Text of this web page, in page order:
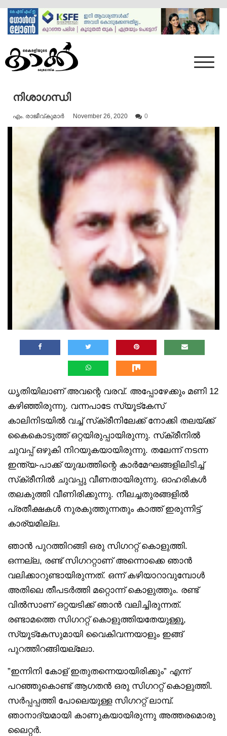
content
നിശാഗന്ധി
എം. രാജീവ്‌കുമാർ November 26, 2020 0
ധൃതിയിലാണ് അവന്റെ വരവ്. അപ്പോഴേക്കും മണി 12
കഴിഞ്ഞിരുന്നു. വന്നപാടേ സ്യൂട്‌കേസ്
കാലിനിടയിൽ വച്ച് സ്‌ക്രീനിലേക്ക് നോക്കി തലയ്ക്ക്
കൈകൊടുത്ത് ഒറ്റയിരുപ്പായിരുന്നു. സ്‌ക്രീനിൽ
ചുവപ്പ് ഒഴുകി നിറയുകയായിരുന്നു. തലേന്ന് നടന്ന
ഇന്ത്യ-പാക്ക് യുദ്ധത്തിന്റെ കാർമേഘങ്ങളിലിടിച്ച്
സ്‌ക്രീനിൽ ചുവപ്പു വീണതായിരുന്നു. ഓഹരികൾ
തലകുത്തി വീണിരിക്കുന്നു. നീലച്ചതുരങ്ങളിൽ
പ്രതീക്ഷകൾ നുരകുത്തുന്നതും കാത്ത് ഇരുന്നിട്ട്
കാര്യമില്ല.
ഞാൻ പുറത്തിറങ്ങി ഒരു സിഗററ്റ് കൊളുത്തി.
ഒന്നല്ല, രണ്ട് സിഗററ്റാണ് അന്നൊക്കെ ഞാൻ
വലിക്കാറുണ്ടായിരുന്നത്. ഒന്ന് കഴിയാറാവുമ്പോൾ
അതിലെ തീപടർത്തി മറ്റൊന്ന് കൊളുത്തും. രണ്ട്
വിൽസാണ് ഒറ്റയടിക്ക് ഞാൻ വലിച്ചിരുന്നത്.
രണ്ടാമത്തെ സിഗററ്റ് കൊളുത്തിയതേയുള്ളൂ,
സ്യൂട്‌കേസുമായി വൈകിവന്നയാളും ഇങ്ങ്
പുറത്തിറങ്ങിയല്ലോ.
”ഇന്നിനി കോള് ഇതുതന്നെയായിരിക്കും” എന്ന്
പറഞ്ഞുകൊണ്ട് ആഗതൻ ഒരു സിഗററ്റ് കൊളുത്തി.
സർപ്പപ്പത്തി പോലെയുള്ള സിഗററ്റ് ലാമ്പ്.
ഞാനാദ്യമായി കാണുകയായിരുന്നു അത്തരമൊരു
ലൈറ്റർ.